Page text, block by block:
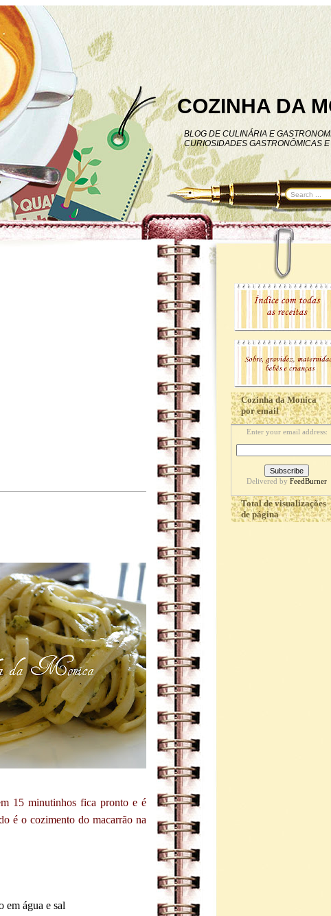
COZINHA DA
BLOG DE CULINÁRIA E
CURIOSIDADES GASTRONÔMICAS
15 minutinhos fica pronto e é
é o cozimento do macarrão na
em água e sal
Cozinha da Monica
por email
Enter your email address:
Delivered by FeedBurner
Total de visualizações
de página